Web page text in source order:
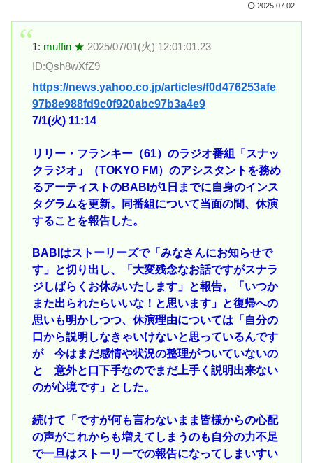
2025.07.02
1: muffin ★ 2025/07/01(火) 12:01:01.23
ID:Qsh8wXfZ9
https://news.yahoo.co.jp/articles/f0d476253afe
97b8e988fd9c0f920abc97b3a4e9
7/1(火) 11:14
リリー・フランキー（61）のラジオ番組「スナッ
クラジオ」（TOKYO FM）のアシスタントを務め
るアーティストのBABIが1日までに自身のインス
タグラムを更新。同番組について当面の間、休演
することを報告した。
BABIはストーリーズで「みなさんにお知らせで
す」と切り出し、「大変残念なお話ですがスナラ
ジしばらくお休みいたします」と報告。「いつか
また出られたらいいな！と思います」と復帰への
思いも明かしつつ、休演理由については「自分の
口から説明しなきゃいけないと思っているんです
が 今はまだ感情や状況の整理がついていないの
と 意外と口下手なのでまだ上手く説明出来ない
のが心境です」とした。
続けて「ですが何も言わないまま皆様からの心配
の声がこれからも増えてしまうのも自分の力不足
で一旦はストーリーでの報告になってしまいすい